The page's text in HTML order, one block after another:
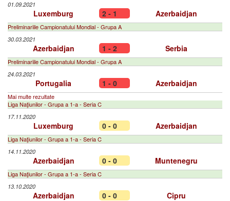
01.09.2021
Luxemburg 2 - 1 Azerbaidjan
Preliminariile Campionatului Mondial - Grupa A
30.03.2021
Azerbaidjan 1 - 2 Serbia
Preliminariile Campionatului Mondial - Grupa A
24.03.2021
Portugalia 1 - 0 Azerbaidjan
Mai multe rezultate
Liga Naţiunilor - Grupa a 1-a - Seria C
17.11.2020
Luxemburg 0 - 0 Azerbaidjan
Liga Naţiunilor - Grupa a 1-a - Seria C
14.11.2020
Azerbaidjan 0 - 0 Muntenegru
Liga Naţiunilor - Grupa a 1-a - Seria C
13.10.2020
Azerbaidjan 0 - 0 Cipru